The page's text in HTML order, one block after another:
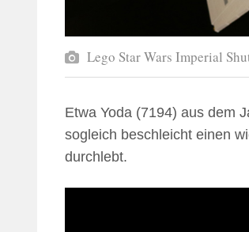
Lego Star Wars Imperial
Etwa Yoda (7194) aus dem
sogleich beschleicht einen
durchlebt.